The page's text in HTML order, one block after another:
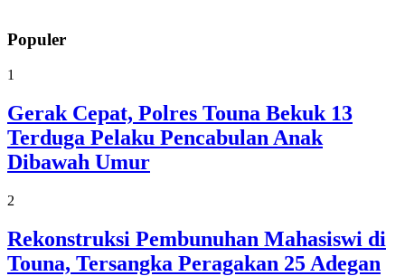
Populer
1
Gerak Cepat, Polres Touna Bekuk 13
Terduga Pelaku Pencabulan Anak
Dibawah Umur
2
Rekonstruksi Pembunuhan Mahasiswi di
Touna, Tersangka Peragakan 25 Adegan